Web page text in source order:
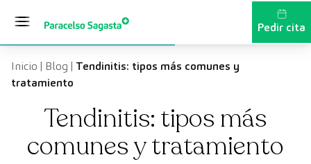
Pedir cita
Inicio | Blog | Tendinitis: tipos más comunes y
tratamiento
Tendinitis: tipos más
comunes y tratamiento